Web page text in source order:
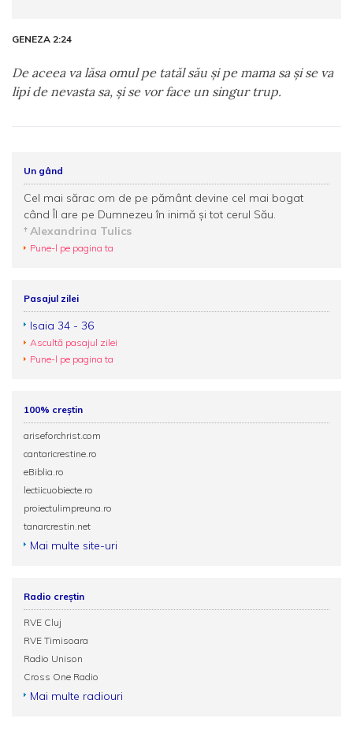
GENEZA 2:24
De aceea va lăsa omul pe tatăl său şi pe mama sa şi se va
lipi de nevasta sa, şi se vor face un singur trup.
Un gând
Cel mai sărac om de pe pământ devine cel mai bogat
când Îl are pe Dumnezeu în inimă și tot cerul Său.
Alexandrina Tulics
Pune-l pe pagina ta
Pasajul zilei
Isaia 34 - 36
Ascultă pasajul zilei
Pune-l pe pagina ta
100% creștin
ariseforchrist.com
cantaricrestine.ro
eBiblia.ro
lectiicuobiecte.ro
proiectulimpreuna.ro
tanarcrestin.net
Mai multe site-uri
Radio creștin
RVE Cluj
RVE Timisoara
Radio Unison
Cross One Radio
Mai multe radiouri